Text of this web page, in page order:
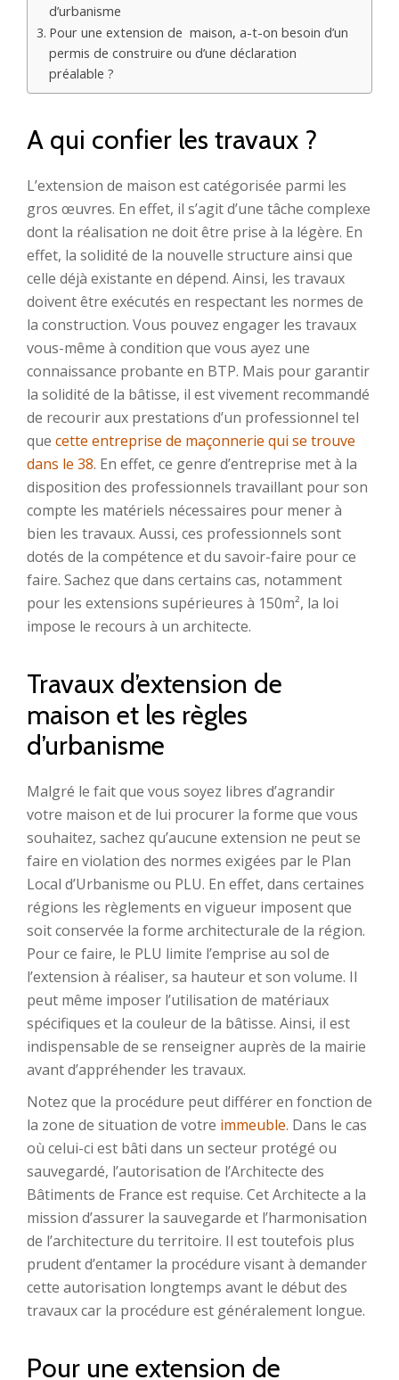
d’urbanisme
Pour une extension de maison, a-t-on besoin d’un
permis de construire ou d’une déclaration
préalable ?
A qui confier les travaux ?
L’extension de maison est catégorisée parmi les
gros œuvres. En effet, il s’agit d’une tâche complexe
dont la réalisation ne doit être prise à la légère. En
effet, la solidité de la nouvelle structure ainsi que
celle déjà existante en dépend. Ainsi, les travaux
doivent être exécutés en respectant les normes de
la construction. Vous pouvez engager les travaux
vous-même à condition que vous ayez une
connaissance probante en BTP. Mais pour garantir
la solidité de la bâtisse, il est vivement recommandé
de recourir aux prestations d’un professionnel tel
que cette entreprise de maçonnerie qui se trouve
dans le 38. En effet, ce genre d’entreprise met à la
disposition des professionnels travaillant pour son
compte les matériels nécessaires pour mener à
bien les travaux. Aussi, ces professionnels sont
dotés de la compétence et du savoir-faire pour ce
faire. Sachez que dans certains cas, notamment
pour les extensions supérieures à 150m², la loi
impose le recours à un architecte.
Travaux d’extension de
maison et les règles
d’urbanisme
Malgré le fait que vous soyez libres d’agrandir
votre maison et de lui procurer la forme que vous
souhaitez, sachez qu’aucune extension ne peut se
faire en violation des normes exigées par le Plan
Local d’Urbanisme ou PLU. En effet, dans certaines
régions les règlements en vigueur imposent que
soit conservée la forme architecturale de la région.
Pour ce faire, le PLU limite l’emprise au sol de
l’extension à réaliser, sa hauteur et son volume. Il
peut même imposer l’utilisation de matériaux
spécifiques et la couleur de la bâtisse. Ainsi, il est
indispensable de se renseigner auprès de la mairie
avant d’appréhender les travaux.
Notez que la procédure peut différer en fonction de
la zone de situation de votre immeuble. Dans le cas
où celui-ci est bâti dans un secteur protégé ou
sauvegardé, l’autorisation de l’Architecte des
Bâtiments de France est requise. Cet Architecte a la
mission d’assurer la sauvegarde et l’harmonisation
de l’architecture du territoire. Il est toutefois plus
prudent d’entamer la procédure visant à demander
cette autorisation longtemps avant le début des
travaux car la procédure est généralement longue.
Pour une extension de